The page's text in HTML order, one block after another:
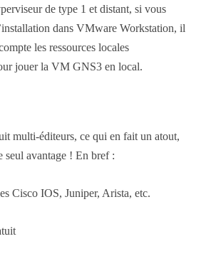
de type 1 et distant, si vous
dans VMware Workstation, il
les ressources locales
jouer la VM GNS3 en local.
multi-éditeurs, ce qui en fait un atout,
seul avantage ! En bref :
Cisco IOS, Juniper, Arista, etc.